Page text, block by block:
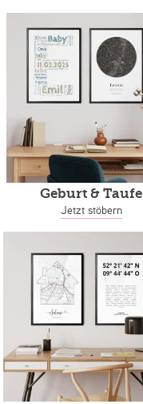
Geburt & Taufe
Jetzt stöbern